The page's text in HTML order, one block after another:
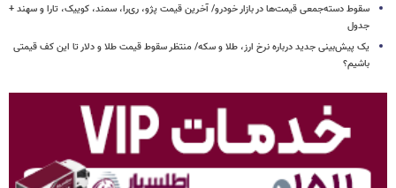
سقوط دسته‌جمعی قیمت‌ها در بازار خودرو/ آخرین قیمت پژو، ری‌را، سمند، کوییک، تارا و سهند +
جدول
یک پیش‌بینی جدید درباره نرخ ارز، طلا و سکه/ منتظر سقوط قیمت طلا و دلار تا این کف قیمتی
باشیم؟